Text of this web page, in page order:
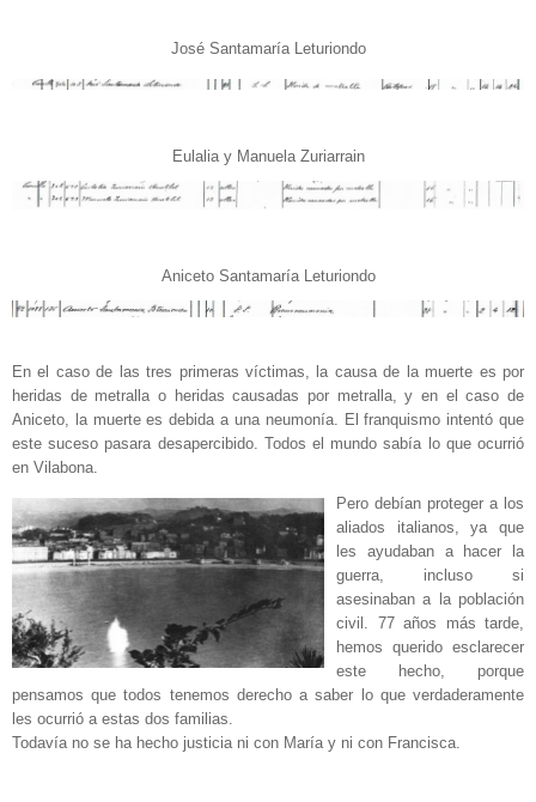
José Santamaría Leturiondo
Eulalia y Manuela Zuriarrain
Aniceto Santamaría Leturiondo
En el caso de las tres primeras víctimas, la causa de la muerte es por
heridas de metralla o heridas causadas por metralla, y en el caso de
Aniceto, la muerte es debida a una neumonía. El franquismo intentó que
este suceso pasara desapercibido. Todos el mundo sabía lo que ocurrió
en Vilabona.
Pero debían proteger a los
aliados italianos, ya que
les ayudaban a hacer la
guerra, incluso si
asesinaban a la población
civil. 77 años más tarde,
hemos querido esclarecer
este hecho, porque
pensamos que todos tenemos derecho a saber lo que verdaderamente
les ocurrió a estas dos familias.
Todavía no se ha hecho justicia ni con María y ni con Francisca.